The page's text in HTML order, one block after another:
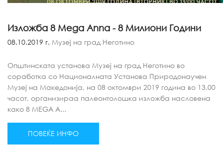
Изложба 8 Mega Anna - 8 Милиони Години
08.10.2019 г. Музеј на град Неготино
Општинската установа Музеј на град Неготино во
соработка со Националната Установа Природонаучен
Музеј на Македонија, нa 08 октомври 2019 година во 13.00
часот, организираа палеонтолошка изложба насловена
како 8 MEGA A...
ПОВЕЌЕ ИНФО